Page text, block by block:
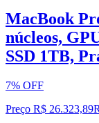
MacBook
núcleos,
SSD 1TB,
7% OFF
Preço R$ 26.323,89